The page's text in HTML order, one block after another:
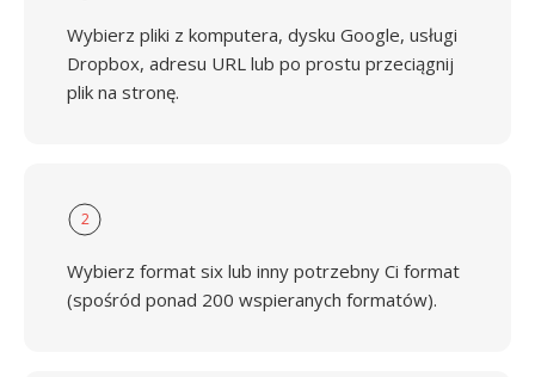
Wybierz pliki z komputera, dysku Google, usługi
Dropbox, adresu URL lub po prostu przeciągnij
plik na stronę.
2
Wybierz format six lub inny potrzebny Ci format
(spośród ponad 200 wspieranych formatów).